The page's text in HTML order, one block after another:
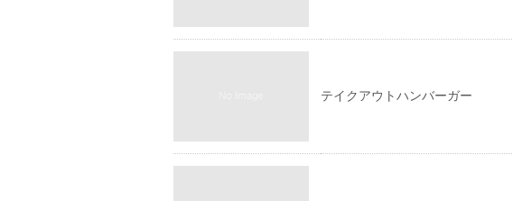
テイクアウトハンバーガー